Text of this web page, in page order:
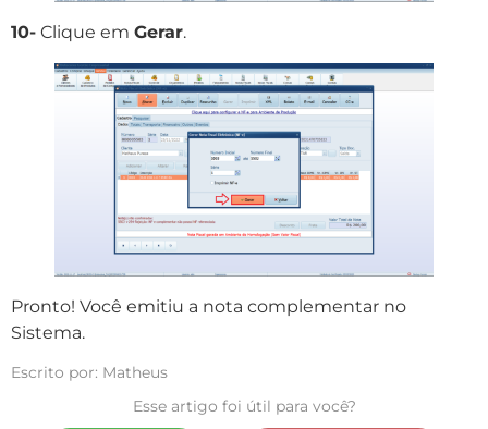
10- Clique em Gerar.
Pronto! Você emitiu a nota complementar no
Sistema.
Escrito por: Matheus
Esse artigo foi útil para você?